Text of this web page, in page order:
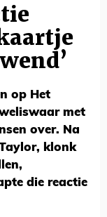
op Het
met
over. Na
klonk
die reactie